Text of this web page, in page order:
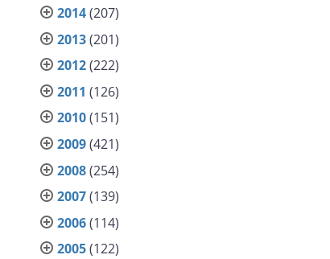
2014(207)
2013(201)
2012(222)
2011 (126)
2010(151)
2009(421)
2008(254)
2007(139)
2006(114)
2005(122)